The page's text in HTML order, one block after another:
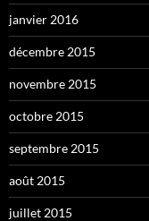
janvier 2016
décembre 2015
novembre 2015
octobre 2015
septembre 2015
août 2015
juillet 2015